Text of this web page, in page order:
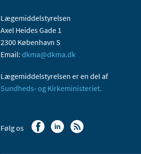
Lægemiddelstyrelsen
Axel Heides Gade 1
2300 København S
Email: dkma@dkma.dk
Lægemiddelstyrelsen er en del af
Sundheds- og Kirkeministeriet.
Følg os